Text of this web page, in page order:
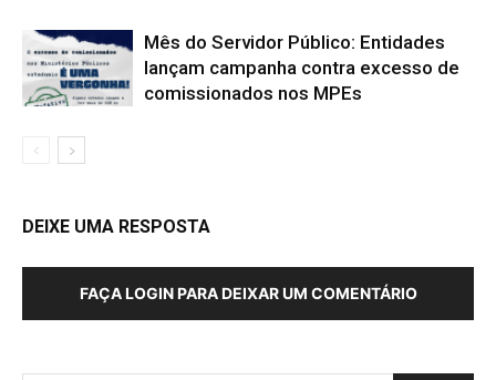
Mês do Servidor Público: Entidades
lançam campanha contra excesso de
comissionados nos MPEs
DEIXE UMA RESPOSTA
FAÇA LOGIN PARA DEIXAR UM COMENTÁRIO